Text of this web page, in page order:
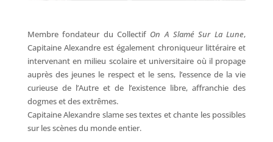
Membre fondateur du Collectif On A Slamé Sur La Lune,
Capitaine Alexandre est également chroniqueur littéraire et
intervenant en milieu scolaire et universitaire où il propage
auprès des jeunes le respect et le sens, l’essence de la vie
curieuse de l’Autre et de l’existence libre, affranchie des
dogmes et des extrêmes.
Capitaine Alexandre slame ses textes et chante les possibles
sur les scènes du monde entier.